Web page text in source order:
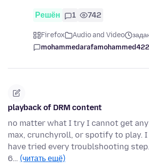
Решён 1 742
Firefox Audio and Video
mohammedarafamohammed422
playback of DRM content
no matter what I try I cannot get
max, crunchyroll, or spotify to play.
have tried every troublshooting
6… (читать ещё)